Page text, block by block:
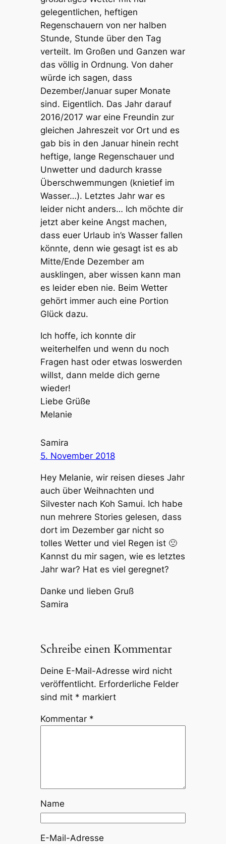
gelegentlichen, heftigen
Regenschauern von ner halben
Stunde, Stunde über den Tag
verteilt. Im Großen und Ganzen war
das völlig in Ordnung. Von daher
würde ich sagen, dass
Dezember/Januar super Monate
sind. Eigentlich. Das Jahr darauf
2016/2017 war eine Freundin zur
gleichen Jahreszeit vor Ort und es
gab bis in den Januar hinein recht
heftige, lange Regenschauer und
Unwetter und dadurch krasse
Überschwemmungen (knietief im
Wasser…). Letztes Jahr war es
leider nicht anders… Ich möchte dir
jetzt aber keine Angst machen,
dass euer Urlaub in’s Wasser fallen
könnte, denn wie gesagt ist es ab
Mitte/Ende Dezember am
ausklingen, aber wissen kann man
es leider eben nie. Beim Wetter
gehört immer auch eine Portion
Glück dazu.
Ich hoffe, ich konnte dir
weiterhelfen und wenn du noch
Fragen hast oder etwas loswerden
willst, dann melde dich gerne
wieder!
Liebe Grüße
Melanie
Samira
5. November 2018
Hey Melanie, wir reisen dieses Jahr
auch über Weihnachten und
Silvester nach Koh Samui. Ich habe
nun mehrere Stories gelesen, dass
dort im Dezember gar nicht so
tolles Wetter und viel Regen ist 🙁
Kannst du mir sagen, wie es letztes
Jahr war? Hat es viel geregnet?
Danke und lieben Gruß
Samira
Schreibe einen Kommentar
Deine E-Mail-Adresse wird nicht
veröffentlicht. Erforderliche Felder
sind mit * markiert
Kommentar *
Name
E-Mail-Adresse